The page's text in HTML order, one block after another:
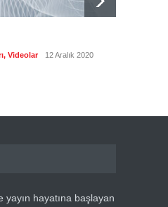
, Videolar 12 Aralık 2020
hayatına başlayan